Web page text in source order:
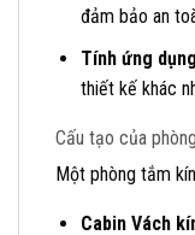
đảm bảo an
Tính ứng
thiết kế khác
Cấu tạo của
Một phòng tắm
Cabin Vách